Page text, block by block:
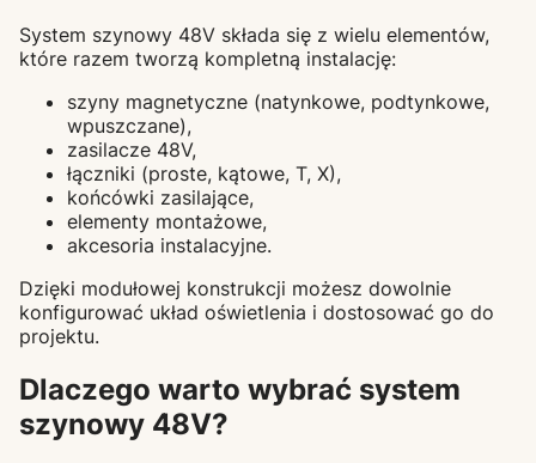
System szynowy 48V składa się z wielu elementów,
które razem tworzą kompletną instalację:
szyny magnetyczne (natynkowe, podtynkowe,
wpuszczane),
zasilacze 48V,
łączniki (proste, kątowe, T, X),
końcówki zasilające,
elementy montażowe,
akcesoria instalacyjne.
Dzięki modułowej konstrukcji możesz dowolnie
konfigurować układ oświetlenia i dostosować go do
projektu.
Dlaczego warto wybrać system
szynowy 48V?